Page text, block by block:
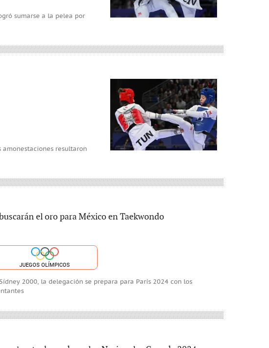
sumarse a la pelea por
resultaron
el oro para México en Taekwondo
JUEGOS OLÍMPICOS
2000, la delegación se prepara para París 2024 con los